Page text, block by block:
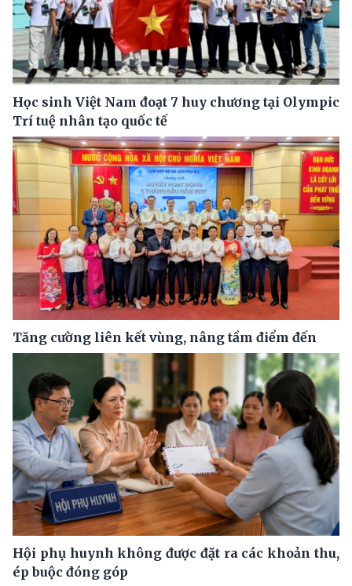
Học sinh Việt Nam đoạt 7 huy chương tại Olympic
Trí tuệ nhân tạo quốc tế
Tăng cường liên kết vùng, nâng tầm điểm đến
Hội phụ huynh không được đặt ra các khoản thu,
ép buộc đóng góp